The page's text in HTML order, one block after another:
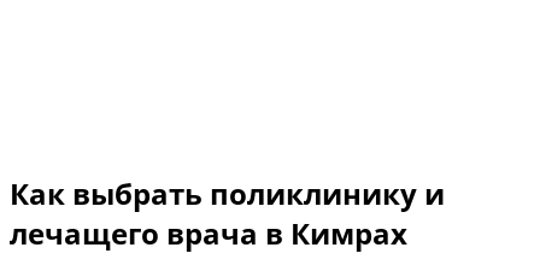
Как выбрать поликлинику и
лечащего врача в Кимрах